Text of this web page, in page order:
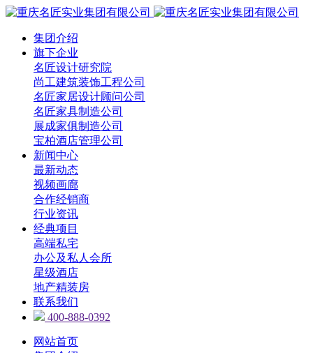
集团介绍
旗下企业
名匠设计研究院
尚工建筑装饰工程公司
名匠家居设计顾问公司
名匠家具制造公司
展成家俱制造公司
宝柏酒店管理公司
新闻中心
最新动态
视频画廊
合作经销商
行业资讯
经典项目
高端私宅
办公及私人会所
星级酒店
地产精装房
联系我们
400-888-0392
网站首页